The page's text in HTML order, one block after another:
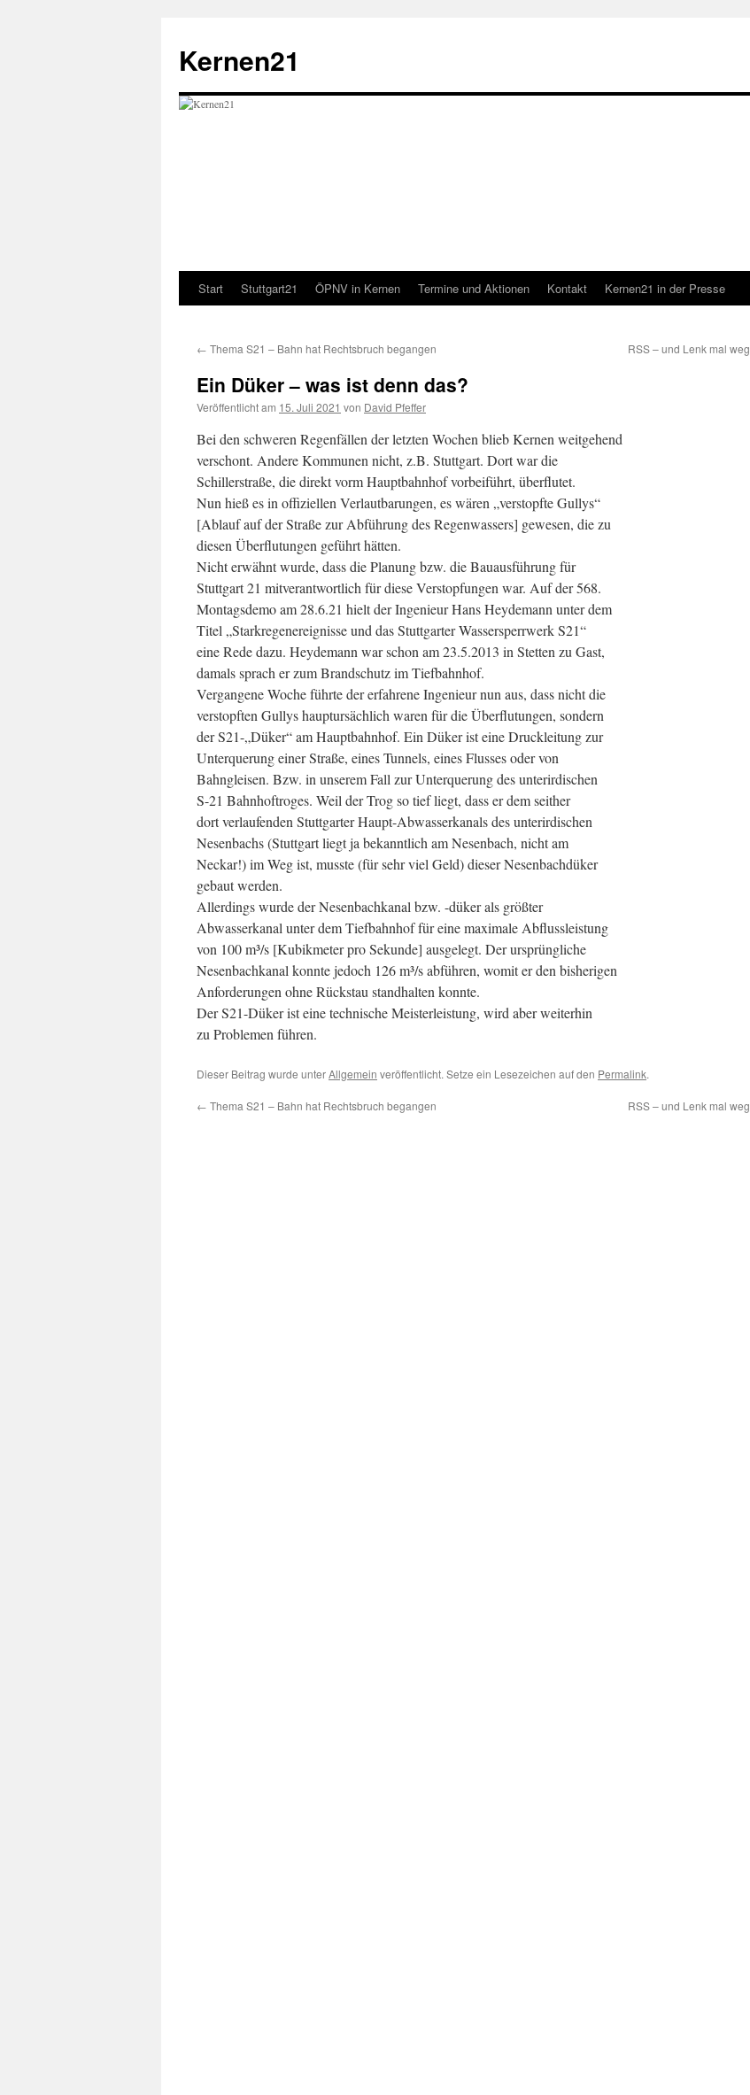
springen
Kernen21
Start Stuttgart21 ÖPNV in Kernen Termine und Aktionen Kontakt Kernen21 in der Presse
← Thema S21 – Bahn hat Rechtsbruch begangen RSS – und Lenk mal weg
Ein Düker – was ist denn das?
Veröffentlicht am 15. Juli 2021 von David Pfeffer
Bei den schweren Regenfällen der letzten Wochen blieb Kernen weitgehend
verschont. Andere Kommunen nicht, z.B. Stuttgart. Dort war die
Schillerstraße, die direkt vorm Hauptbahnhof vorbeiführt, überflutet.
Nun hieß es in offiziellen Verlautbarungen, es wären „verstopfte Gullys“
[Ablauf auf der Straße zur Abführung des Regenwassers] gewesen, die zu
diesen Überflutungen geführt hätten.
Nicht erwähnt wurde, dass die Planung bzw. die Bauausführung für
Stuttgart 21 mitverantwortlich für diese Verstopfungen war. Auf der 568.
Montagsdemo am 28.6.21 hielt der Ingenieur Hans Heydemann unter dem
Titel „Starkregenereignisse und das Stuttgarter Wassersperrwerk S21“
eine Rede dazu. Heydemann war schon am 23.5.2013 in Stetten zu Gast,
damals sprach er zum Brandschutz im Tiefbahnhof.
Vergangene Woche führte der erfahrene Ingenieur nun aus, dass nicht die
verstopften Gullys hauptursächlich waren für die Überflutungen, sondern
der S21-„Düker“ am Hauptbahnhof. Ein Düker ist eine Druckleitung zur
Unterquerung einer Straße, eines Tunnels, eines Flusses oder von
Bahngleisen. Bzw. in unserem Fall zur Unterquerung des unterirdischen
S-21 Bahnhoftroges. Weil der Trog so tief liegt, dass er dem seither
dort verlaufenden Stuttgarter Haupt-Abwasserkanals des unterirdischen
Nesenbachs (Stuttgart liegt ja bekanntlich am Nesenbach, nicht am
Neckar!) im Weg ist, musste (für sehr viel Geld) dieser Nesenbachdüker
gebaut werden.
Allerdings wurde der Nesenbachkanal bzw. -düker als größter
Abwasserkanal unter dem Tiefbahnhof für eine maximale Abflussleistung
von 100 m³/s [Kubikmeter pro Sekunde] ausgelegt. Der ursprüngliche
Nesenbachkanal konnte jedoch 126 m³/s abführen, womit er den bisherigen
Anforderungen ohne Rückstau standhalten konnte.
Der S21-Düker ist eine technische Meisterleistung, wird aber weiterhin
zu Problemen führen.
Dieser Beitrag wurde unterAllgemein veröffentlicht. Setze ein Lesezeichen auf den Permalink.
← Thema S21 – Bahn hat Rechtsbruch begangen RSS – und Lenk mal weg